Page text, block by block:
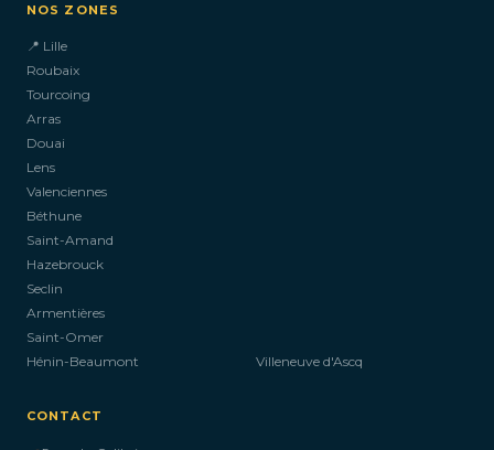
NOS ZONES
📍 Lille
Roubaix
Tourcoing
Arras
Douai
Lens
Valenciennes
Béthune
Saint-Amand
Hazebrouck
Seclin
Armentières
Saint-Omer
Hénin-Beaumont
Villeneuve d'Ascq
CONTACT